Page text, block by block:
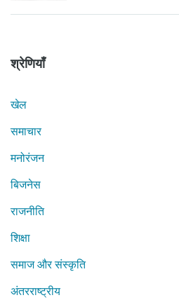
श्रेणियाँ
खेल
समाचार
मनोरंजन
बिजनेस
राजनीति
शिक्षा
समाज और संस्कृति
अंतरराष्ट्रीय